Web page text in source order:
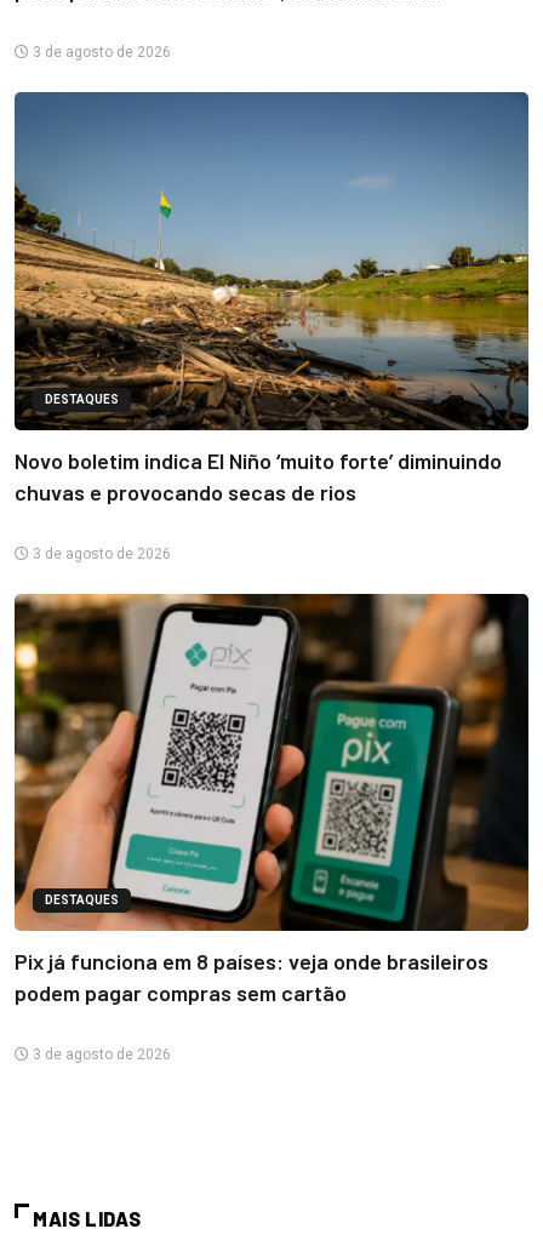
3 de agosto de 2026
DESTAQUES
Novo boletim indica El Niño ‘muito forte’ diminuindo
chuvas e provocando secas de rios
3 de agosto de 2026
DESTAQUES
Pix já funciona em 8 países: veja onde brasileiros
podem pagar compras sem cartão
3 de agosto de 2026
MAIS LIDAS